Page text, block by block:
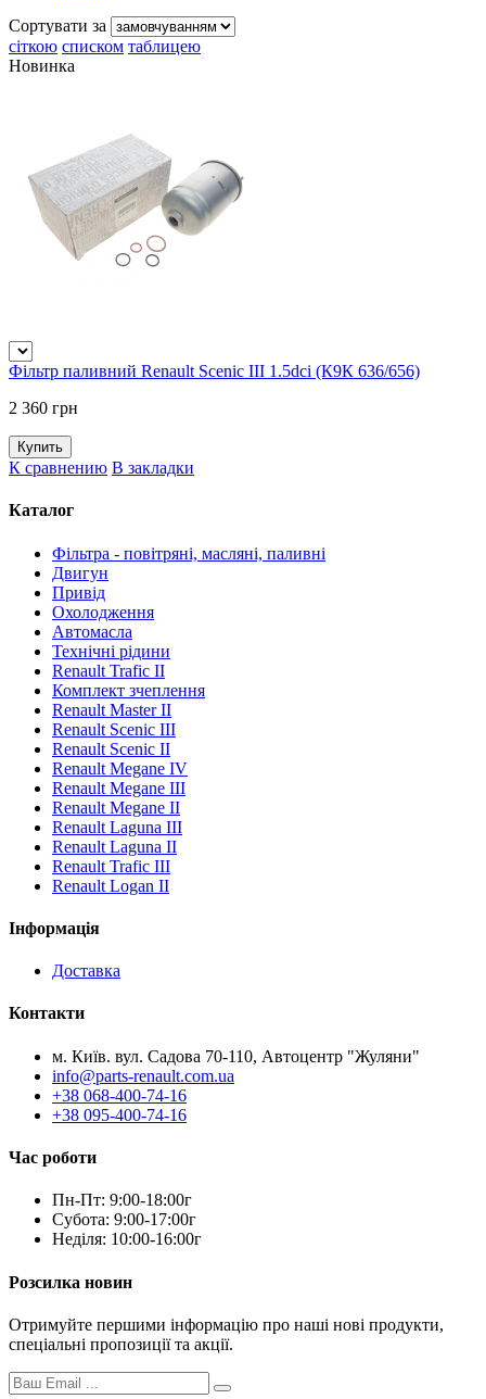
Сортувати за
сіткою списком таблицею
Новинка
Фільтр паливний Renault Scenic III 1.5dci (К9К 636/656)
2 360 грн
К сравнению В закладки
Каталог
Фільтра - повітряні, масляні, паливні
Двигун
Привід
Охолодження
Автомасла
Технічні рідини
Renault Trafic II
Комплект зчеплення
Renault Master II
Renault Scenic III
Renault Scenic II
Renault Megane IV
Renault Megane III
Renault Megane II
Renault Laguna III
Renault Laguna II
Renault Trafic III
Renault Logan II
Інформація
Доставка
Контакти
м. Київ. вул. Садова 70-110, Автоцентр "Жуляни"
info@parts-renault.com.ua
+38 068-400-74-16
+38 095-400-74-16
Час роботи
Пн-Пт: 9:00-18:00г
Субота: 9:00-17:00г
Неділя: 10:00-16:00г
Розсилка новин
Отримуйте першими інформацію про наші нові продукти,
спеціальні пропозиції та акції.